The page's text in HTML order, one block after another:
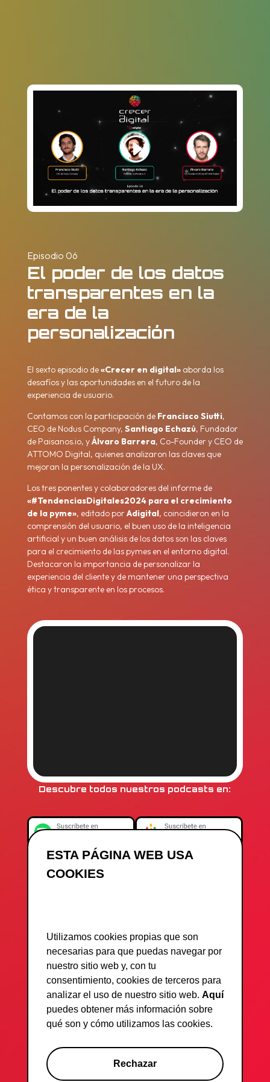
ESTA PÁGINA WEB USA
COOKIES
Utilizamos cookies propias que son
necesarias para que puedas navegar por
nuestro sitio web y, con tu
consentimiento, cookies de terceros para
analizar el uso de nuestro sitio web. Aquí
puedes obtener más información sobre
qué son y cómo utilizamos las cookies.
Rechazar
Episodio 06
El poder de los datos
transparentes en la
era de la
personalización
El sexto episodio de«Crecer en digital»aborda los
desafíos y las oportunidades en el futuro de la
experiencia de usuario.
Contamos con la participación de Francisco Siutti,
CEO de Nodus Company, Santiago Echazú, Fundador
de Paisanos.io, yÁlvaro Barrera, Co-Founder y CEO de
ATTOMO Digital, quienes analizaron las claves que
mejoran la personalización de la UX.
Los tres ponentes y colaboradores del informe de
«#TendenciasDigitales2024 para el crecimiento
de la pyme», editado porAdigital, coincidieron en la
comprensión del usuario, el buen uso de la inteligencia
artificial y un buen análisis de los datos son las claves
para el crecimiento de las pymes en el entorno digital.
Destacaron la importancia de personalizar la
experiencia del cliente y de mantener una perspectiva
ética y transparente en los procesos.
Descubre todos nuestros podcasts en: